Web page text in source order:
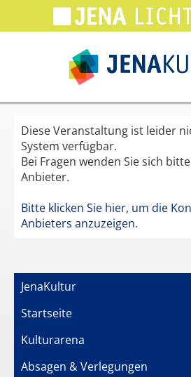
zum
Diese Veranstaltung ist leider
System verfügbar.
Bei Fragen wenden Sie sich
Anbieter.
Bitte klicken Sie hier, um die
Anbieters anzuzeigen.
JenaKultur
Startseite
Kulturarena
Absagen & Verlegungen